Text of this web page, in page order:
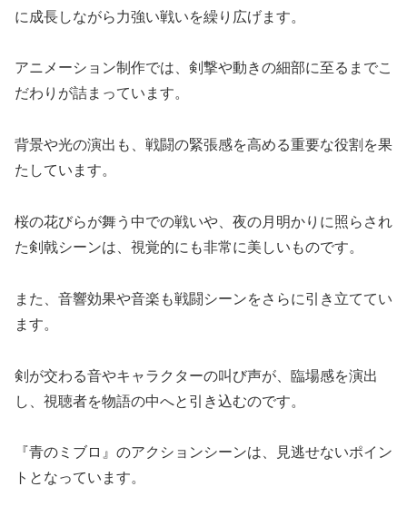
に成長しながら力強い戦いを繰り広げます。
アニメーション制作では、剣撃や動きの細部に至るまでこ
だわりが詰まっています。
背景や光の演出も、戦闘の緊張感を高める重要な役割を果
たしています。
桜の花びらが舞う中での戦いや、夜の月明かりに照らされ
た剣戟シーンは、視覚的にも非常に美しいものです。
また、音響効果や音楽も戦闘シーンをさらに引き立ててい
ます。
剣が交わる音やキャラクターの叫び声が、臨場感を演出
し、視聴者を物語の中へと引き込むのです。
『青のミブロ』のアクションシーンは、見逃せないポイン
トとなっています。